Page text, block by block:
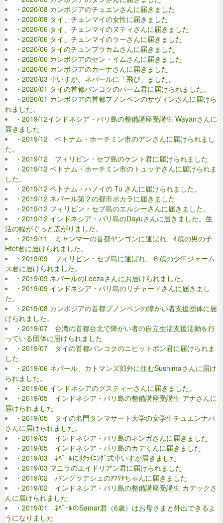
・2020/08 カンボジアのチュエンさんに届きました
・2020/08 タイ、チェンマイの女性に届きました
・2020/06 タイ、チェンマイのヌティさんに届きました
・2020/06 タイ、チェンマイのラーさんに届きました
・2020/06 タイのチュンプラカムさんに届きました
・2020/06 カンボジアのセン・イムさんに届きました
・2020/06 カンボジアのカーナさんに届きました
・2020/03 車いすが、ネパールに「飛び」ました。
・2020/01 タイの首都バンコクのパーム君に届けられました。
・2020/01 カンボジアの首都プノンペンのサヴィンさんに届けら
れました。
・2019/12インドネシア・バリ島の整備講座受講生 Wayanさんに
届きました
・2019/12 ベトナム・ホーチミン市のアンさんに届けられまし
た。
・2019/12 フィリピン・セブ島のケント君に届けられました
・2019/12 ベトナム・ホーチミン市のトュッテさんに届けられま
した。
・2019/12 ベトナム・ハノイの Tu さんに届けられました。
・2019/12 ネパール第２の都市ポカラに届きました
・2019/12 フィリピン・セブ島のエルシーさんに届きました。
・2019/12 インドネシア・バリ島のDayuさんに届きました。生
活の幅がぐっと広がりました。
・2019/11 ミャンマーの首都ヤンゴンに運ばれ、4歳の男の子
Htet君に届けられました。
・2019/09 フィリピン・セブ島に運ばれ、６歳の少年ジェーム
ス君に届けられました。
・2019/09 ネパールのLeezaさんにお届けられました。
・2019/09 インドネシア・バリ島のリチャードさんに届きまし
た。
・2019/08 カンボジアの首都プノンペンの障がい者支援団体に届
けられました。
・2019/07 台湾の首都台北で障がい者の自立生活支援活動を行
っている団体に届けられました
・2019/07 タイの首都バンコクのニピットポン君に届けられま
した
・2019/06 ネパール、カトマンズ郊外に住むSushimaさんに届け
られました。
・2019/06 インドネシアのグスティーさんに届きました。
・2019/05 インドネシア・バリ島の整備講座受講生 アナさんに
届けられました
・2019/05 タイの名門タンマサート大学の女学生チュエンナパ
さんに届けられました。
・2019/05 インドネシア・バリ島のネンガさんに届きました
・2019/05 インドネシア・バリ島のカデくんに届きました
・2019/03 ﾈﾊﾟｰﾙにﾘｸﾗｲﾆﾝｸﾞ式車いすが届きました
・2019/03 マニラのエイドリアン君に届けられました
・2019/02 バングラデシュのｱﾌﾘﾔちゃんに届きました
・2019/02 インドネシア・バリ島の整備講座受講生 カデックさ
んに届けられました
・2019/01 ﾈﾊﾟｰﾙのSamar君（6歳）はお母さまと外出できるよ
うになりました